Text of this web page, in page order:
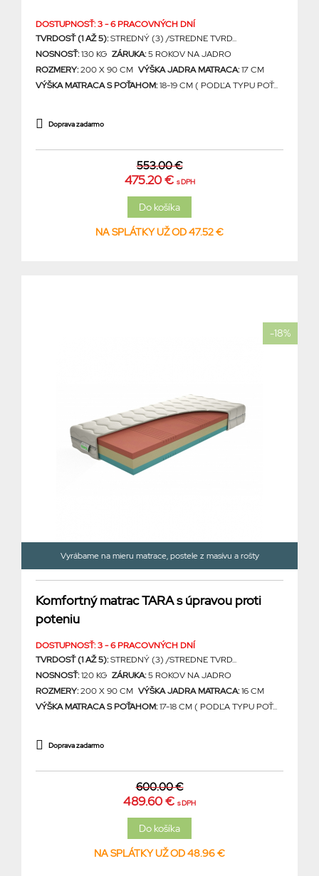
DOSTUPNOSŤ: 3 - 6 PRACOVNÝCH DNÍ
TVRDOSŤ (1 AŽ 5):STREDNÝ (3) /STREDNE TVRD...
NOSNOSŤ:130 KG ZÁRUKA:5 ROKOV NA JADRO
ROZMERY:200 X 90 CM VÝŠKA JADRA MATRACA:17 CM
VÝŠKA MATRACA S POŤAHOM:18-19 CM ( PODĽA TYPU POŤ...
Doprava zadarmo
553.00 €
475.20 € s DPH
NA SPLÁTKY UŽ OD 47.52 €
-18%
Vyrábame na mieru matrace, postele z masívu a rošty
Komfortný matrac TARA s úpravou proti
poteniu
DOSTUPNOSŤ: 3 - 6 PRACOVNÝCH DNÍ
TVRDOSŤ (1 AŽ 5):STREDNÝ (3) /STREDNE TVRD...
NOSNOSŤ:120 KG ZÁRUKA:5 ROKOV NA JADRO
ROZMERY:200 X 90 CM VÝŠKA JADRA MATRACA:16 CM
VÝŠKA MATRACA S POŤAHOM:17-18 CM ( PODĽA TYPU POŤ...
Doprava zadarmo
600.00 €
489.60 € s DPH
NA SPLÁTKY UŽ OD 48.96 €